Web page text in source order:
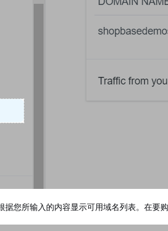
据您所输入的内容显示可用域名列表。在要